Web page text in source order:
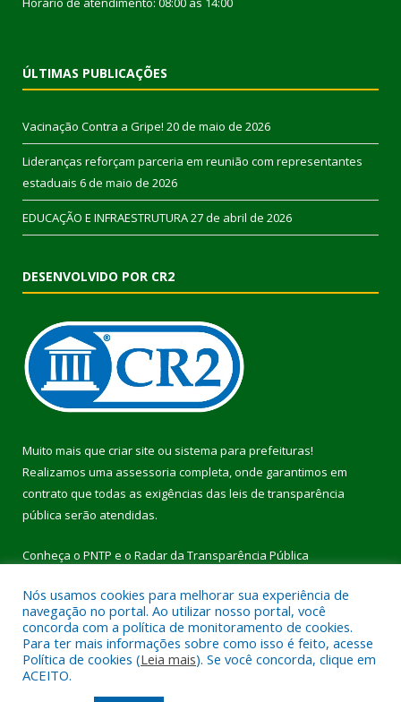
ÚLTIMAS PUBLICAÇÕES
Vacinação Contra a Gripe! 20 de maio de 2026
Lideranças reforçam parceria em reunião com representantes
estaduais 6 de maio de 2026
EDUCAÇÃO E INFRAESTRUTURA27 de abril de 2026
DESENVOLVIDO POR CR2
Muito mais que criar site ou sistema para prefeituras!
Realizamos uma assessoria completa, onde garantimos em
contrato que todas as exigências das leis de transparência
pública serão atendidas.
Conheça o PNTP e o Radar da Transparência Pública
Todos os direitos reservados a Prefeitura Municipal de Pau
D’Arco.
Nós usamos cookies para melhorar sua experiência de
navegação no portal. Ao utilizar nosso portal, você
concorda com a política de monitoramento de cookies.
Para ter mais informações sobre como isso é feito, acesse
Política de cookies (Leia mais). Se você concorda, clique em
ACEITO.